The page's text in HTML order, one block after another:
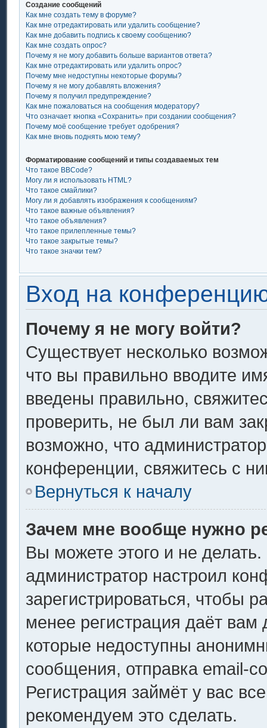
Создание сообщений
Как мне создать тему в форуме?
Как мне отредактировать или удалить сообщение?
Как мне добавить подпись к своему сообщению?
Как мне создать опрос?
Почему я не могу добавить больше вариантов ответа?
Как мне отредактировать или удалить опрос?
Почему мне недоступны некоторые форумы?
Почему я не могу добавлять вложения?
Почему я получил предупреждение?
Как мне пожаловаться на сообщения модератору?
Что означает кнопка «Сохранить» при создании сообщения?
Почему моё сообщение требует одобрения?
Как мне вновь поднять мою тему?
Форматирование сообщений и типы создаваемых тем
Что такое BBCode?
Могу ли я использовать HTML?
Что такое смайлики?
Могу ли я добавлять изображения к сообщениям?
Что такое важные объявления?
Что такое объявления?
Что такое прилепленные темы?
Что такое закрытые темы?
Что такое значки тем?
Вход на
Почему я не могу войти?
Существует несколько
что вы правильно вводите
введены правильно,
проверить, не был ли вам
возможно, что
конференции, свяжитесь с
Вернуться к началу
Зачем мне вообще нужно
Вы можете этого и не делать.
администратор настроил
зарегистрироваться, чтобы
менее регистрация даёт
которые недоступны
сообщения, отправка email-
Регистрация займёт у вас
рекомендуем это сделать.